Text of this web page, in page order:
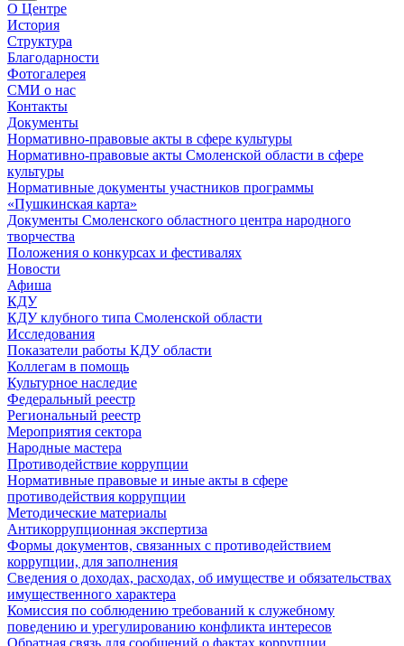
О Центре
История
Структура
Благодарности
Фотогалерея
СМИ о нас
Контакты
Документы
Нормативно-правовые акты в сфере культуры
Нормативно-правовые акты Смоленской области в сфере
культуры
Нормативные документы участников программы
«Пушкинская карта»
Документы Смоленского областного центра народного
творчества
Положения о конкурсах и фестивалях
Новости
Афиша
КДУ
КДУ клубного типа Смоленской области
Исследования
Показатели работы КДУ области
Коллегам в помощь
Культурное наследие
Федеральный реестр
Региональный реестр
Мероприятия сектора
Народные мастера
Противодействие коррупции
Нормативные правовые и иные акты в сфере
противодействия коррупции
Методические материалы
Антикоррупционная экспертиза
Формы документов, связанных с противодействием
коррупции, для заполнения
Сведения о доходах, расходах, об имуществе и обязательствах
имущественного характера
Комиссия по соблюдению требований к служебному
поведению и урегулированию конфликта интересов
Обратная связь для сообщений о фактах коррупции